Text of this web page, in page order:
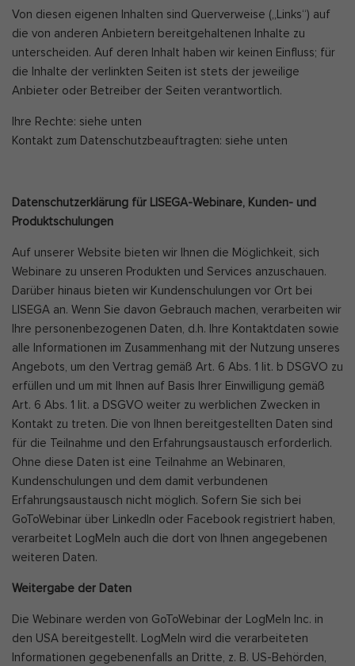
Von diesen eigenen Inhalten sind Querverweise („Links“) auf
die von anderen Anbietern bereitgehaltenen Inhalte zu
unterscheiden. Auf deren Inhalt haben wir keinen Einfluss; für
die Inhalte der verlinkten Seiten ist stets der jeweilige
Anbieter oder Betreiber der Seiten verantwortlich.
Ihre Rechte: siehe unten
Kontakt zum Datenschutzbeauftragten: siehe unten
Datenschutzerklärung für LISEGA-Webinare, Kunden- und
Produktschulungen
Auf unserer Website bieten wir Ihnen die Möglichkeit, sich
Webinare zu unseren Produkten und Services anzuschauen.
Darüber hinaus bieten wir Kundenschulungen vor Ort bei
LISEGA an. Wenn Sie davon Gebrauch machen, verarbeiten wir
Ihre personenbezogenen Daten, d.h. Ihre Kontaktdaten sowie
alle Informationen im Zusammenhang mit der Nutzung unseres
Angebots, um den Vertrag gemäß Art. 6 Abs. 1 lit. b DSGVO zu
erfüllen und um mit Ihnen auf Basis Ihrer Einwilligung gemäß
Art. 6 Abs. 1 lit. a DSGVO weiter zu werblichen Zwecken in
Kontakt zu treten. Die von Ihnen bereitgestellten Daten sind
für die Teilnahme und den Erfahrungsaustausch erforderlich.
Ohne diese Daten ist eine Teilnahme an Webinaren,
Kundenschulungen und dem damit verbundenen
Erfahrungsaustausch nicht möglich. Sofern Sie sich bei
GoToWebinar über LinkedIn oder Facebook registriert haben,
verarbeitet LogMeIn auch die dort von Ihnen angegebenen
weiteren Daten.
Weitergabe der Daten
Die Webinare werden von GoToWebinar der LogMeIn Inc. in
den USA bereitgestellt. LogMeIn wird die verarbeiteten
Informationen gegebenenfalls an Dritte, z. B. US-Behörden,